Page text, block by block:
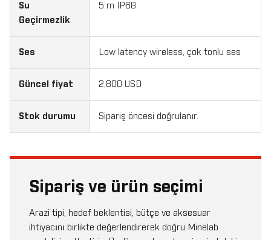
Su
Geçirmezlik
5 m IP68
Ses Low latency wireless, çok tonlu ses
Güncel fiyat 2,800 USD
Stok durumu Sipariş öncesi doğrulanır.
Sipariş ve ürün seçimi
Arazi tipi, hedef beklentisi, bütçe ve aksesuar
ihtiyacını birlikte değerlendirerek doğru Minelab